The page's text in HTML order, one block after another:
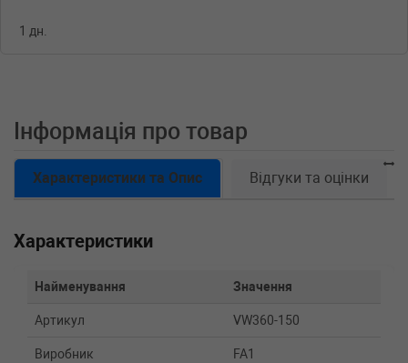
1 дн.
Інформація про товар
Характеристики та Опис Відгуки та оцінки
Характеристики
Найменування Значення
Артикул VW360-150
Виробник FA1